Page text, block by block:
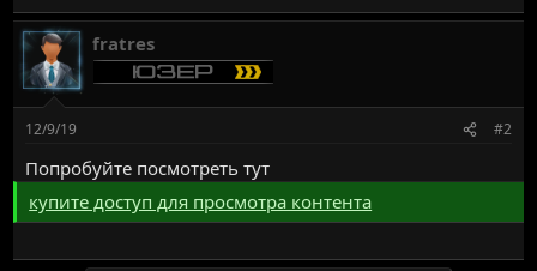
fratres
12/9/19 #2
Попробуйте посмотреть тут
купите доступ для просмотра контента